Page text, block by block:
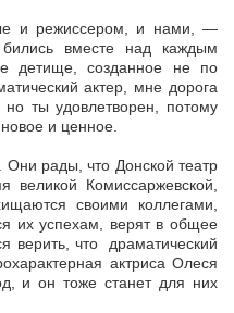
и режиссером, и нами, —
вместе над каждым
детище, созданное не по
актер, мне дорога
но ты удовлетворен, потому
новое и ценное.
рады, что Донской театр
Комиссаржевской,
своими коллегами,
их успехам, верят в общее
верить, что драматический
актриса Олеся
и он тоже станет для них